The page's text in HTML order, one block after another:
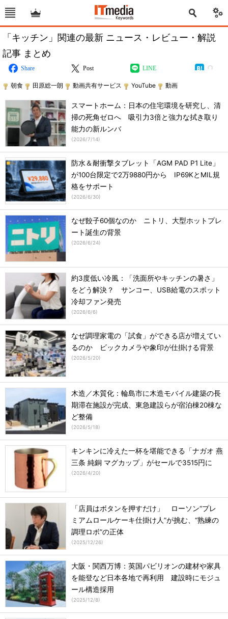
「キッチン」関連の最新 ニュース・レビュー・解説
記事 まとめ
Share Post LINE
朝食 田原総一朗 動画共有サービス YouTube 動画
スマートホーム：日本の住宅環境を研究し、清
掃の死角ゼロへ 吸引力3倍と強力な拭き取り
能力の新ルンバ
(2026/7/14)
防水＆耐衝撃タブレット「AGM PAD P1 Lite」
が100台限定で2万9880円から IP69KとMIL規
格をサポート
(2026/6/30)
なぜ餃子60個なのか ニトリ、大型ホットプレ
ート誕生の背景
(2026/6/24)
約3度低い冷風：「洗面所やキッチンの暑さ」
をどう解決？ サンコー、USB給電のスポット
冷却ファン発売
(2026/6/6)
なぜ調理家電の「試食」ができる店が増えてい
るのか ビックカメラや象印が仕掛ける背景
(2026/5/20)
木造／木質化：輪島市に木造モバイル建築の長
期滞在施設が完成、東急建設らが宿泊棟20棟な
ど整備
(2026/5/18)
キンキンに冷えた一杯を堪能できる「ナガオ 燕
三条 純銅 マグカップ」がセールで3515円に
(2026/4/20)
「店員はボタンを押すだけ」 ローソン“プレ
ミアムロールケーキ仕掛け人”が挑む、“熟練の
調理ロボ”の正体
(2025/12/26)
大阪・関西万博：英国パビリオンの建材や家具
を能登など日本各地で再利用 建設時にモジュ
ール構造採用
(2025/12/8)